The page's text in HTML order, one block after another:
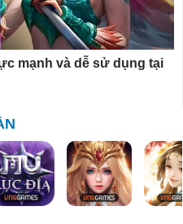
mạnh và dễ sử dụng tại